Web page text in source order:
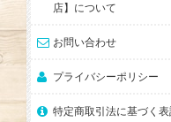
店】について
お問い合わせ
プライバシーポリシー
特定商取引法に基づく表